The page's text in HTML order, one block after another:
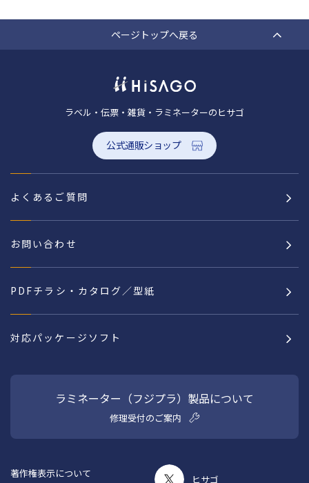
ページトップへ戻る
ラベル・伝票・雑貨・ラミネーターのヒサゴ
公式通販ショップ
よくあるご質問
お問い合わせ
PDFチラシ・カタログ／型紙
対応パッケージソフト
ラミネーター（フジプラ）製品について
修理受付のご案内
ヒサゴ
著作権表示について